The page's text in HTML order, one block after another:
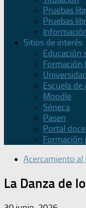
Pruebas
Pruebas
Sitios de interés
Educación
Formación
Escuela
Moodle
Séneca
Pasen
Portal
Formación
Acercamiento al
La Danza de